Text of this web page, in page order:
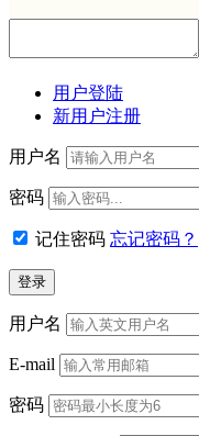
用户登陆
新用户注册
用户名
密码
记住密码 忘记密码？
用户名
E-mail
密码